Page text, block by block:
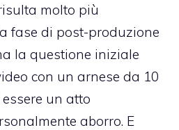
molto più
fase di post-produzione
la questione iniziale
con un arnese da 10
un atto
aborro. E